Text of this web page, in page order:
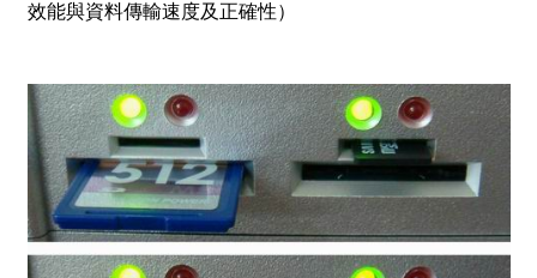
效能與資料傳輸速度及正確性）